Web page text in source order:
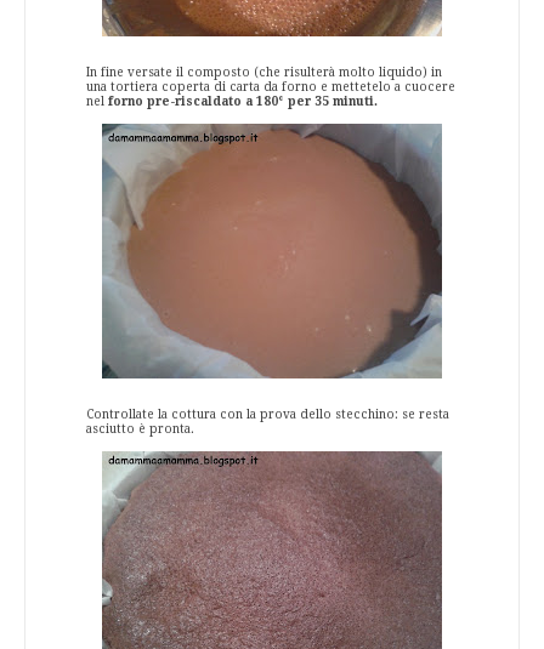
In fine versate il composto (che risulterà molto liquido) in
una tortiera coperta di carta da forno e mettetelo a cuocere
nel forno pre-riscaldato a 180° per 35 minuti.
Controllate la cottura con la prova dello stecchino: se resta
asciutto è pronta.